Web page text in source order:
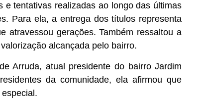
e tentativas realizadas ao longo das últimas
Para ela, a entrega dos títulos representa
atravessou gerações. Também ressaltou a
alcançada pelo bairro.
Arruda, atual presidente do bairro Jardim
da comunidade, ela afirmou que